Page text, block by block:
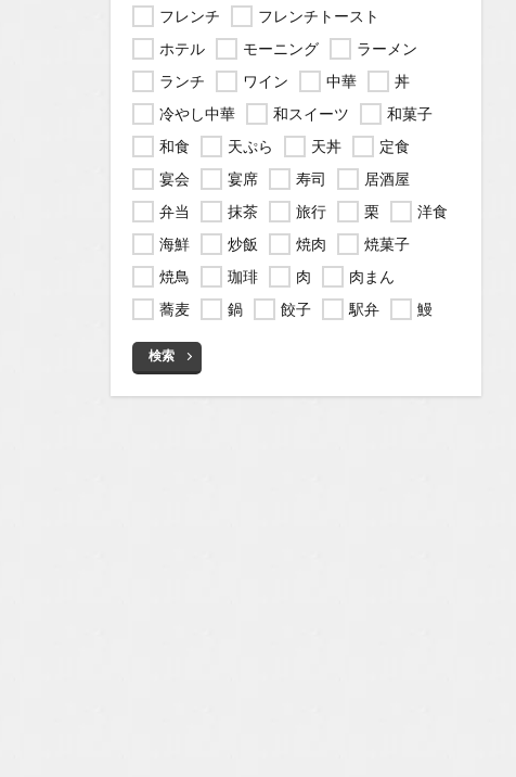
フレンチ
フレンチトースト
ホテル
モーニング
ラーメン
ランチ
ワイン 中華
丼
冷やし中華
和スイーツ
和菓子
和食
天ぷら 天丼
定食
宴会
宴席 寿司
居酒屋
弁当
抹茶 旅行 栗
洋食
海鮮
炒飯 焼肉
焼菓子
焼鳥
珈琲 肉
肉まん
蕎麦
鍋 餃子 駅弁 鰻
検索